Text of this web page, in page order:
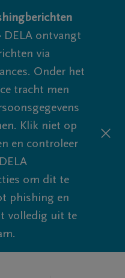
DELA ontvangt
via
Onder het
tracht men
Klik niet op
en controleer
om dit te
phishing en
volledig uit te